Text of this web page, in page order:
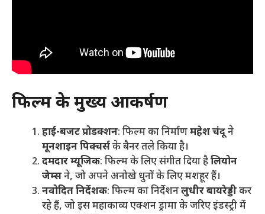
फिल्म के मुख्य आकर्षण
हाई-बजट प्रोडक्शन: फिल्म का निर्माणमहेश चंदूने
मूनशाइन पिक्चर्सके बैनर तले किया है।
दमदार म्यूजिक: फिल्म के लिए संगीत दिया हैलियोन
जेम्सने, जो अपने अनोखे धुनों के लिए मशहूर हैं।
नवोदित निर्देशक: फिल्म का निर्देशनलुधीर बायरेड्डीकर
रहे हैं, जो इस महाकाव्य एक्शन ड्रामा के जरिए इंडस्ट्री में